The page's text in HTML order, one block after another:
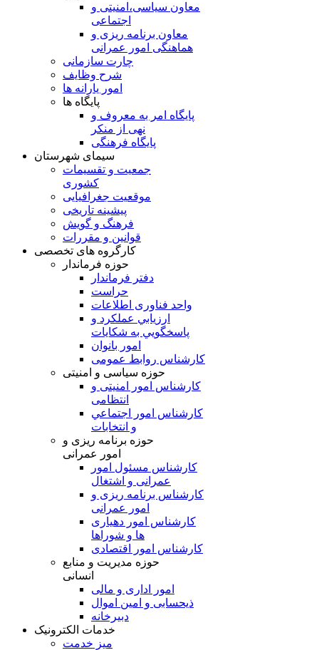
معاون سیاسی،امنیتی و
اجتماعی
معاون برنامه ريزی و
هماهنگی امور عمرانی
چارت سازمانی
شرح وظایف
امور یارانه ها
پایگاه ها
پایگاه امر به معروف و
نهی از منکر
پایگاه فرهنگی
سیمای شهرستان
جمعیت و تقسیمات
کشوری
موقعیت جغرافیایی
پیشینه تاریخی
فرهنگ و گویش
قوانین و مقررات
کارگروه های تخصصی
حوزه فرماندار
دفتر فرماندار
حراست
واحد فناوری اطلاعات
ارزيابي عملکرد و
پاسخگويي به شکايات
امور بانوان
کارشناس روابط عمومی
حوزه سیاسی و امنیتی
کارشناس امور امنیتی و
انتظامی
کارشناس امور اجتماعي
و انتخابات
حوزه برنامه ریزی و
امور عمرانی
كارشناس مسئول امور
عمرانی و اشتغال
کارشناس برنامه ریزی و
امور عمرانی
کارشناس امور دهياری
ها و شوراها
كارشناس امور اقتصادی
حوزه مدیریت و منابع
انسانی
امور اداری و مالی
ذیحسابی و امین اموال
دبیرخانه
خدمات الکترونیک
میز خدمت